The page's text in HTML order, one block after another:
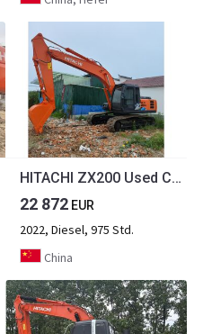
HITACHI ZX200 Used Crawler Excavator Hitachi Second Hand Japanese Excavator in Good Working condition Original engine Hitachi Zx210 230 240-3G
22 872 EUR
2022, Diesel, 975 Std.
China